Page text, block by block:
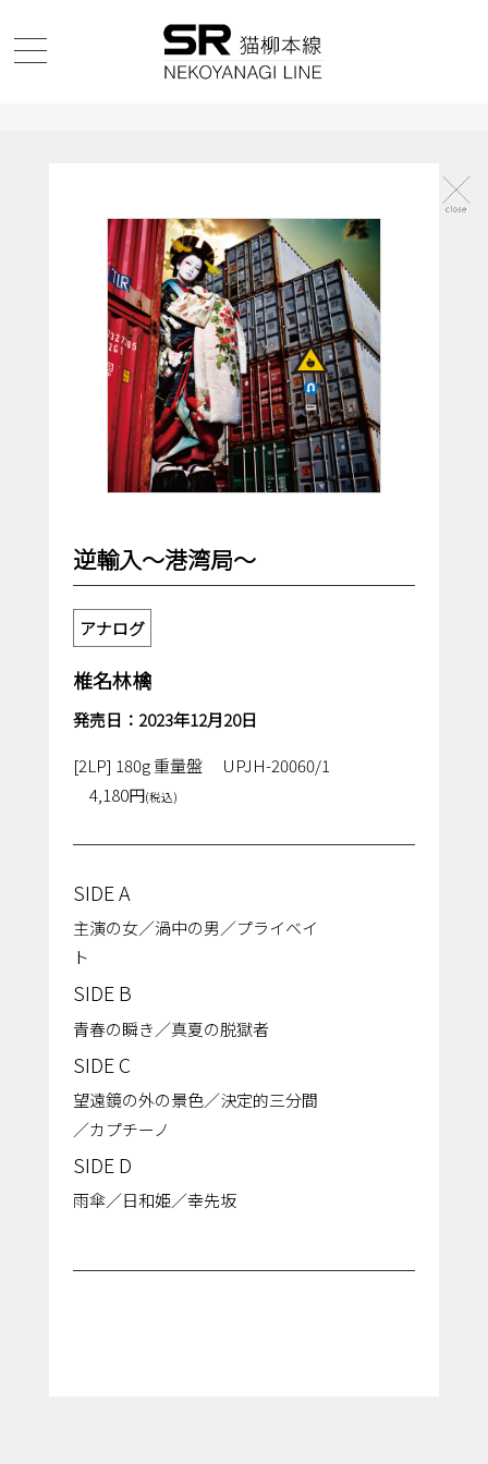
逆輸入～港湾局～
アナログ
椎名林檎
発売日：2023年12月20日
[2LP] 180g 重量盤
UPJH-20060/1
4,180円(税込)
SIDE A
主演の⼥／渦中の男／プライベイ
ト
SIDE B
⻘春の瞬き／真夏の脱獄者
SIDE C
望遠鏡の外の景⾊／決定的三分間
／カプチーノ
SIDE D
⾬傘／⽇和姫／幸先坂